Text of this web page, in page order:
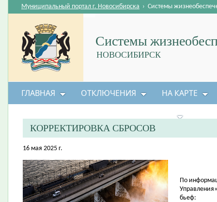
Системы
НОВОСИБИРСК
Муниципальный портал г. Новосибирска › Системы
ГЛАВНАЯ ОТКЛЮЧЕНИЯ НА КАРТЕ
КОРРЕКТИРОВКА СБРОСОВ
16 мая 2025 г.
По
бьеф: